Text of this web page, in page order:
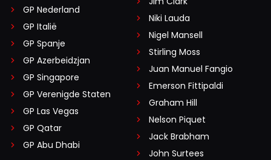
GP Nederland
GP Italië
GP Spanje
GP Azerbeidzjan
GP Singapore
GP Verenigde Staten
GP Las Vegas
GP Qatar
GP Abu Dhabi
Niki Lauda
Nigel Mansell
Stirling Moss
Juan Manuel Fangio
Emerson Fittipaldi
Graham Hill
Nelson Piquet
Jack Brabham
John Surtees